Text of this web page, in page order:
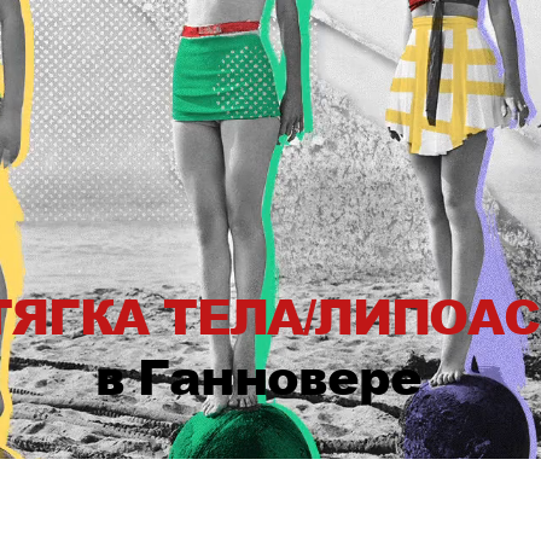
ТЕЛА/
в Ганновере